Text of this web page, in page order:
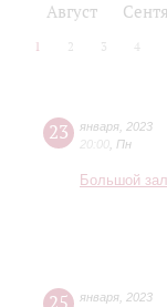
Август
1 2 3 4
23 января 2023
20:00 Пн
Большой зал
января 2023